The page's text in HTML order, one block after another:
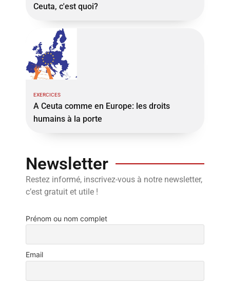
Ceuta, c'est quoi?
EXERCICES
A Ceuta comme en Europe: les droits
humains à la porte
Newsletter
Restez informé, inscrivez-vous à notre newsletter,
c’est gratuit et utile !
Prénom ou nom complet
Email